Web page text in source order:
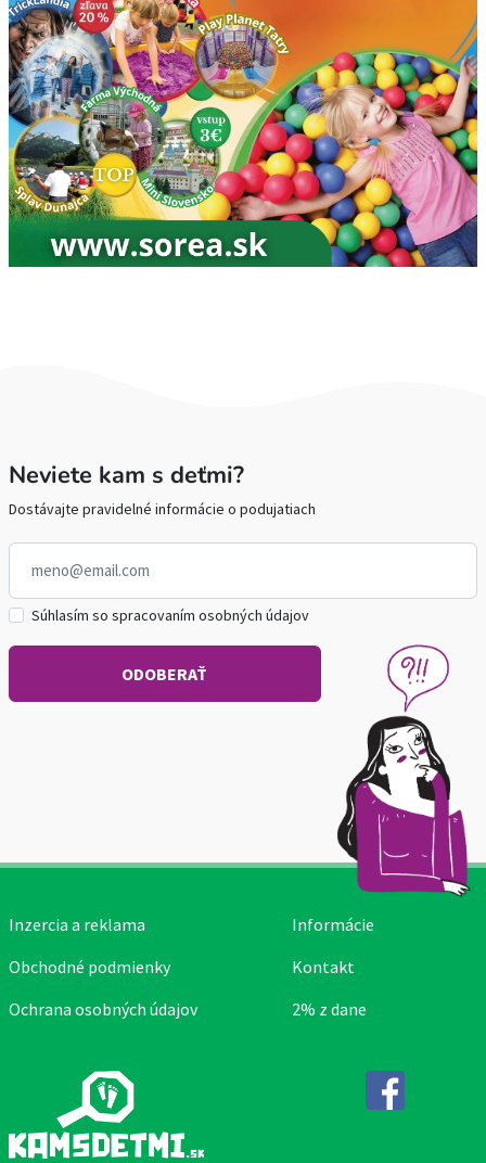
Neviete kam s deťmi?
Dostávajte pravidelné informácie o podujatiach
Súhlasím so spracovaním osobných údajov
Inzercia a reklama
Obchodné podmienky
Ochrana osobných údajov
Informácie
Kontakt
2% z dane